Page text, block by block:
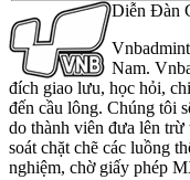
Diễn Đàn
Nam.
đích giao lưu, học hỏi,
đến cầu lông. Chúng tôi
do thành viên đưa lên
soát chặt chẽ các luồng
nghiệm, chờ giấy phép